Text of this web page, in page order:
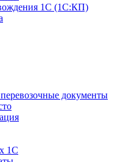
1С (1С:КП)
документы
1С